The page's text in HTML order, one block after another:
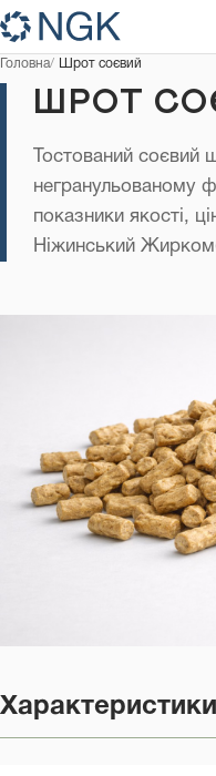
Головна Шрот соєвий
ШРОТ
Тостований соєвий
негранульованому
показники якості,
Ніжинський
Характеристики